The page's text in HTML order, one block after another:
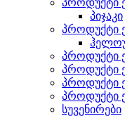
პროდუქტი
პიჯაკი
პროდუქტი
პროდუქტი
პროდუქტი
პროდუქტი
პროდუქტი
სუვენირები